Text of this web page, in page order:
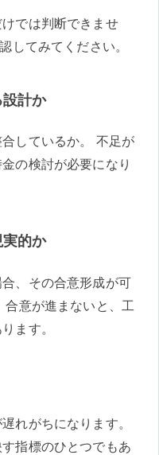
では判断できませ
してみてください。
設計か
しているか。 不足が
の検討が必要になり
実的か
、その合意形成が可
意が進まないと、工
ます。
れがちになります。
指標のひとつでもあ